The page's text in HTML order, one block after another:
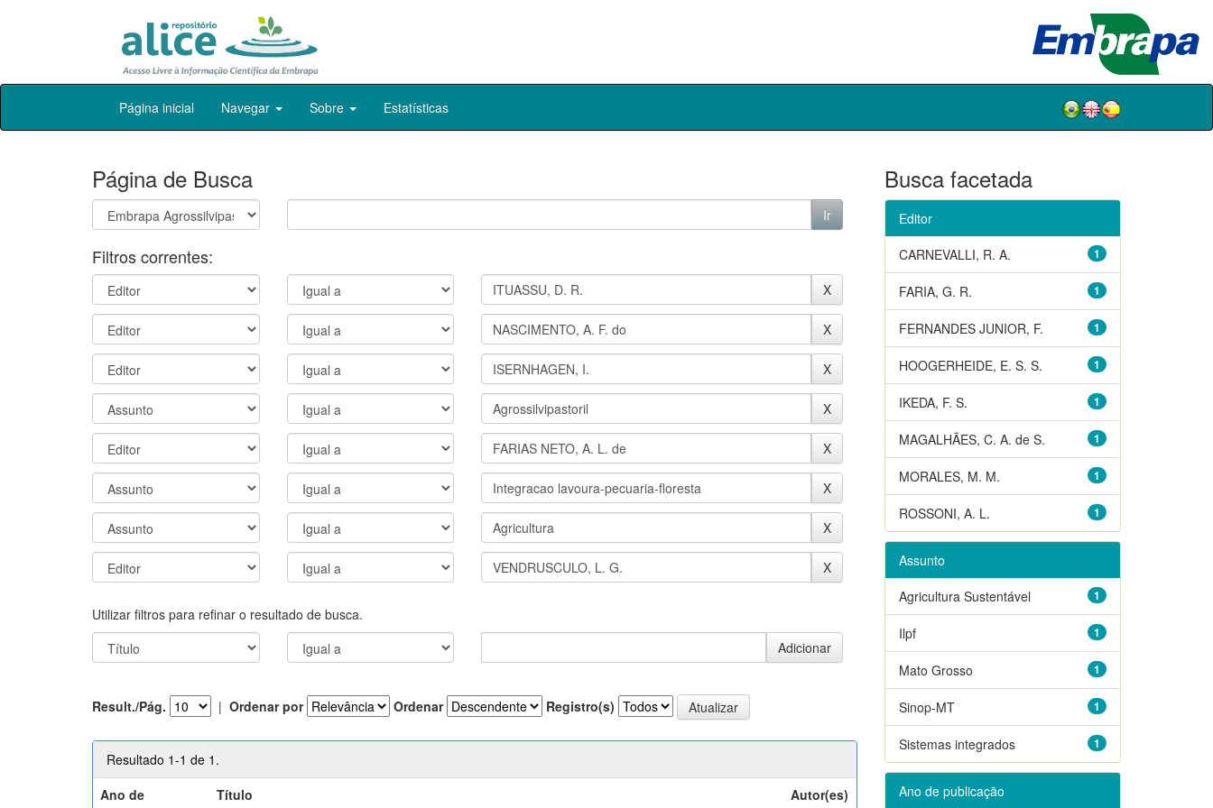
Skip
Página inicial Navegar Sobre Estatísticas
Página de Busca
Filtros correntes:
Utilizar filtros para refinar o resultado de busca.
Result./Pág. | Ordenar por Ordenar Registro(s)
Resultado 1-1 de 1.
Ano de
Título Autor(es)
Busca facetada
Editor
1
CARNEVALLI, R. A.
1
FARIA, G. R.
1
FERNANDES JUNIOR, F.
1
HOOGERHEIDE, E. S. S.
1
IKEDA, F. S.
1
MAGALHÃES, C. A. de S.
1
MORALES, M. M.
1
ROSSONI, A. L.
Assunto
1
Agricultura Sustentável
1
Ilpf
1
Mato Grosso
1
Sinop-MT
1
Sistemas integrados
Ano de publicação